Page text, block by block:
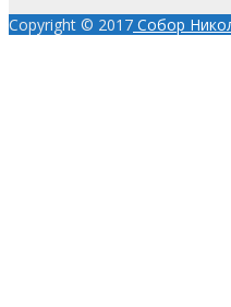
Copyright © 2017 Собор